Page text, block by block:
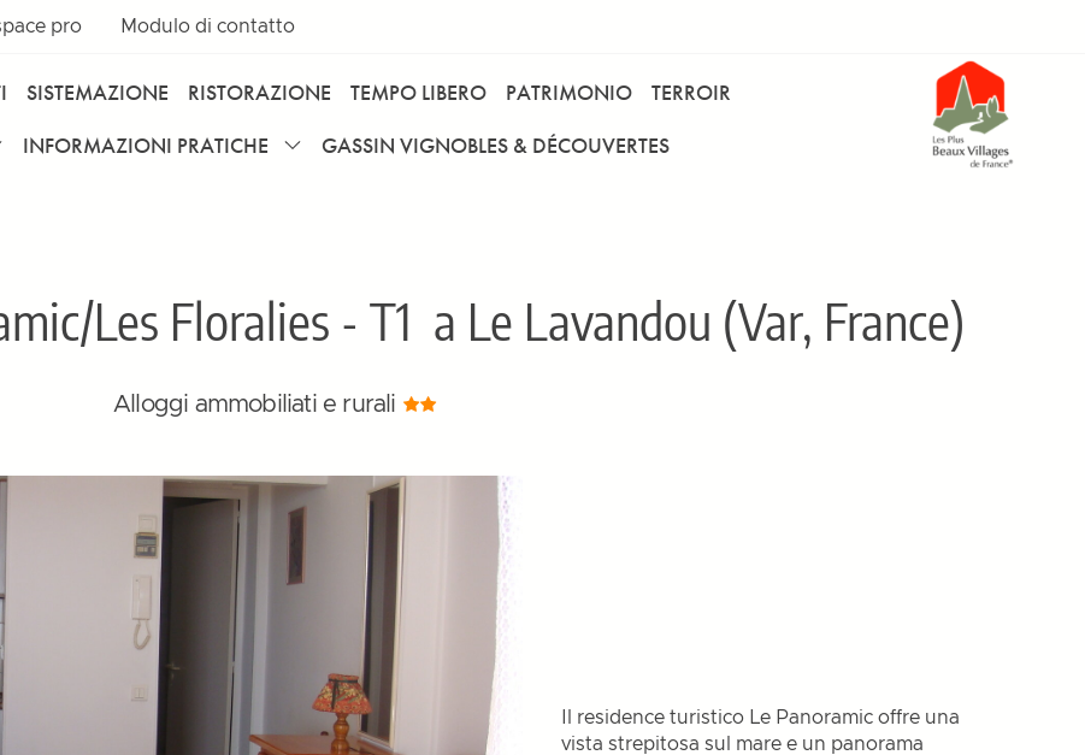
pro Modulo di contatto
SISTEMAZIONE RISTORAZIONE TEMPO LIBERO PATRIMONIO
TERROIR
INFORMAZIONI PRATICHE GASSIN VIGNOBLES & DÉCOUVERTES
Les Floralies - T1 a Le Lavandou (Var, France)
Alloggi ammobiliati e rurali
Il residence turistico Le Panoramic offre una
vista strepitosa sul mare e un panorama